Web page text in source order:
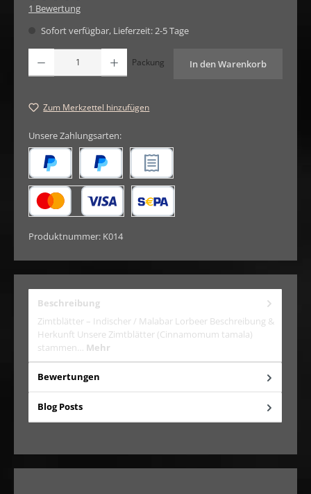
Durchschnittliche Bewertung von 5 von 5 Sternen
1 Bewertung
Sofort verfügbar, Lieferzeit: 2-5 Tage
Produkt Anzahl: Gib den gewünschten Wert ein oder benutze die
Packung In den Warenkorb
Zum Merkzettel hinzufügen
Unsere Zahlungsarten:
Später Bezahlen
PayPal Rechnungskauf
Produktnummer: K014
Beschreibung
Zimtblätter – Indischer / Malabar Lorbeer Beschreibung &
Herkunft Unsere Zimtblätter (Cinnamomum tamala)
stammen… Mehr
Bewertungen
Blog Posts